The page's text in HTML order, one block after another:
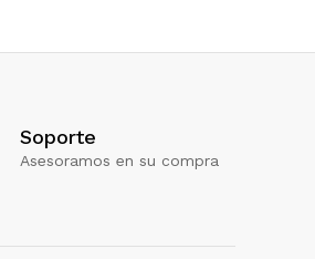
Soporte
Asesoramos en su compra